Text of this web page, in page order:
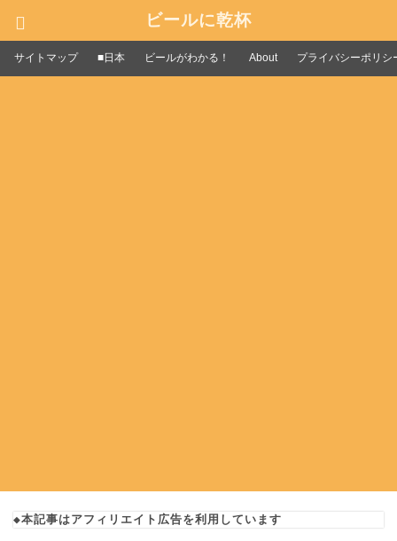
ビールに乾杯
サイトマップ ■日本 ビールがわかる！ About プライバシーポリシ
◆本記事はアフィリエイト広告を利用しています